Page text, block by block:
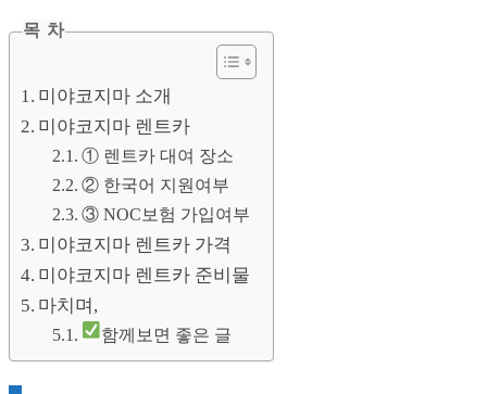
목 차
미야코지마 소개
미야코지마 렌트카
① 렌트카 대여 장소
② 한국어 지원여부
③ NOC보험 가입여부
미야코지마 렌트카 가격
미야코지마 렌트카 준비물
마치며,
함께보면 좋은 글